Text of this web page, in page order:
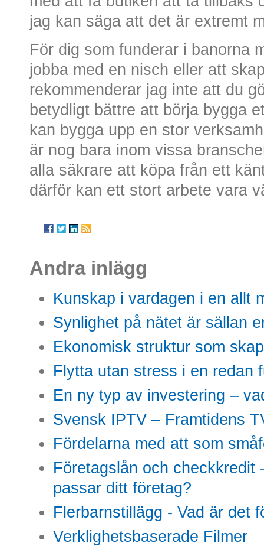
jag kan säga att det är extremt
För dig som funderar i banorna
jobba med en nisch eller att
rekommenderar jag inte att du
betydligt bättre att börja bygga
kan bygga upp en stor
är nog bara inom vissa
alla säkrare att köpa från ett
därför kan ett stort arbete vara
Andra inlägg
Kunskap i vardagen i en allt
Synlighet på nätet är sällan
Ekonomisk struktur som
Flytta utan stress i en redan
En ny typ av investering –
Svensk IPTV – Framtidens
Fördelarna med att som
Företagslån och checkkredit
passar ditt företag?
Flerbarnstillägg - Vad är det
Verklighetsbaserade Filmer